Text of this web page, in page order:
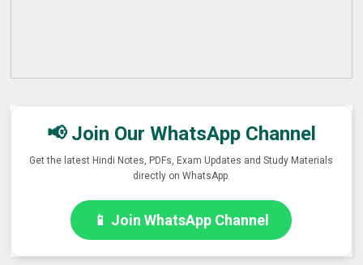
📢 Join Our WhatsApp Channel
Get the latest Hindi Notes, PDFs, Exam Updates and Study Materials
directly on WhatsApp.
📱 Join WhatsApp Channel